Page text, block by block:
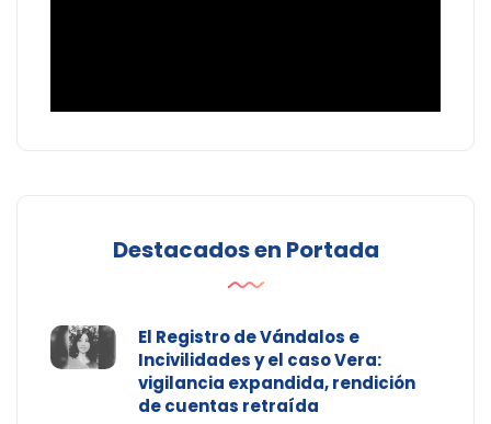
Destacados en Portada
El Registro de Vándalos e
Incivilidades y el caso Vera:
vigilancia expandida, rendición
de cuentas retraída